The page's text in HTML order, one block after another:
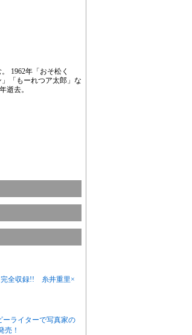
1962年「おそ松く
「もーれつア太郎」な
逝去。
完全収録!! 糸井重里×
ライターで写真家の
売！